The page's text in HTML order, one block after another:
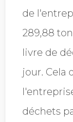
de
289,88
livre de
jour. Cela
déchets